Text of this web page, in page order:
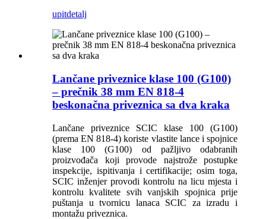
upitdetalj
Lančane priveznice klase 100 (G100)
– prečnik 38 mm EN 818-4
beskonačna priveznica sa dva kraka
Lančane priveznice SCIC klase 100 (G100)
(prema EN 818-4) koriste vlastite lance i spojnice
klase 100 (G100) od pažljivo odabranih
proizvođača koji provode najstrože postupke
inspekcije, ispitivanja i certifikacije; osim toga,
SCIC inženjer provodi kontrolu na licu mjesta i
kontrolu kvalitete svih vanjskih spojnica prije
puštanja u tvornicu lanaca SCIC za izradu i
montažu priveznica.